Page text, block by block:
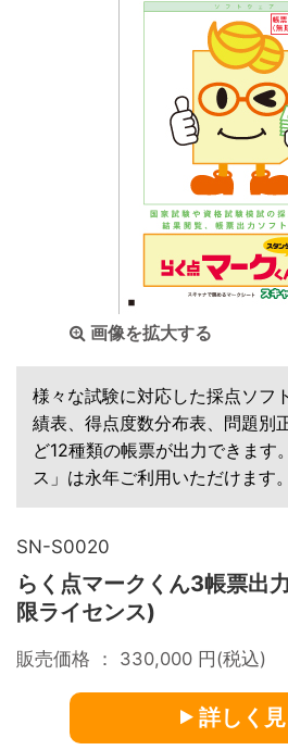
画像を拡大する
様々な試験に対応した採点ソフ
績表、得点度数分布表、問題別
ど12種類の帳票が出力できます
ス」は永年ご利用いただけます。
SN-S0020
らく点マークくん3帳票出
限ライセンス)
販売価格 ： 330,000 円(税込)
詳しく